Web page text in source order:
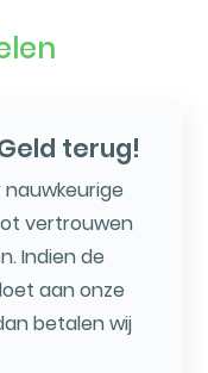
terug!
vertrouwen
Indien de
aan onze
betalen wij